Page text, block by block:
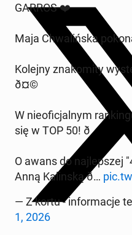
GARROS ❤️
Maja Chwa­liń­ska
Kolejny zna­ko­mi­ty
ð¤©
W nie­ofi­cjal­nym
się w TOP 50! ð
O awans do naj­lep­szej
Anną Ka­lin­ską ð…
— Z kortu - in­for­ma­cje
1, 2026